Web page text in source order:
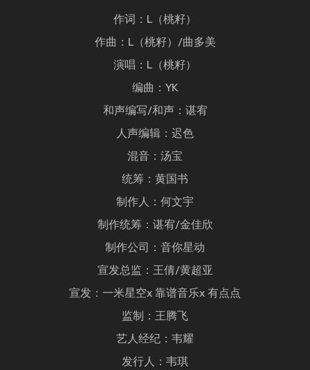
作词：L（桃籽）
作曲：L（桃籽）/曲多美
演唱：L（桃籽）
编曲：YK
和声编写/和声：谌宥
人声编辑：迟色
混音：汤宝
统筹：黄国书
制作人：何文宇
制作统筹：谌宥/金佳欣
制作公司：音你星动
宣发总监：王倩/黄超亚
宣发：一米星空x 靠谱音乐x 有点点
监制：王腾飞
艺人经纪：韦耀
发行人：韦琪